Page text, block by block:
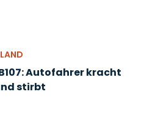
Autofahrer kracht
stirbt